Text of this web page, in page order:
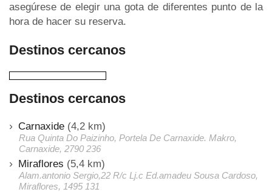
asegúrese de elegir una gota de diferentes punto de la
hora de hacer su reserva.
Destinos cercanos
Destinos cercanos
Carnaxide (4,2 km)
Rua Quinta Do Paizinho, Portela De Carnaxide. Makro,
Carnaxide, 2790 236
Miraflores (5,4 km)
Alam.antonio Sergio,22 R/c Lj.c Ed.amadeu Sousa Cardoso,
Miraflores, 1495 131